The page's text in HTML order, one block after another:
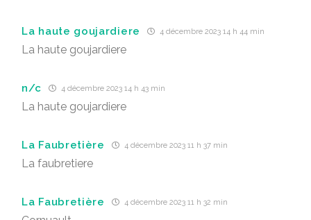
La haute goujardiere 4 décembre 2023 14 h 44 min
La haute goujardiere
n/c 4 décembre 2023 14 h 43 min
La haute goujardiere
La Faubretière 4 décembre 2023 11 h 37 min
La faubretiere
La Faubretière 4 décembre 2023 11 h 32 min